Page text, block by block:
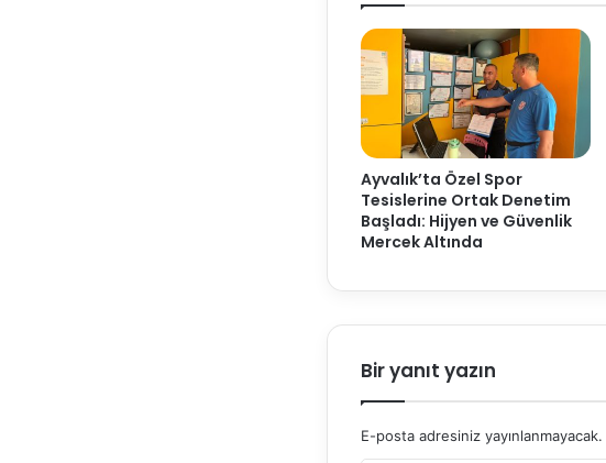
Ayvalık’ta Özel Spor
Tesislerine Ortak Denetim
Başladı: Hijyen ve Güvenlik
Mercek Altında
Bir yanıt yazın
E-posta adresiniz yayınlanmayacak.